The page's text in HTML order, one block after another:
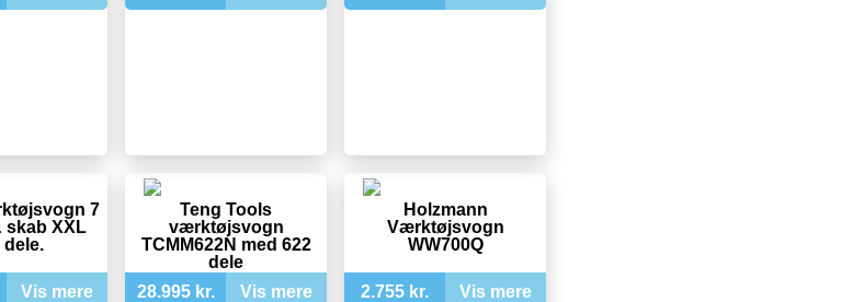
7
skab XXL
dele.
Vis mere
Teng Tools
værktøjsvogn
TCMM622N med 622
dele
28.995 kr.
Vis mere
Holzmann
Værktøjsvogn
WW700Q
2.755 kr. Vis mere